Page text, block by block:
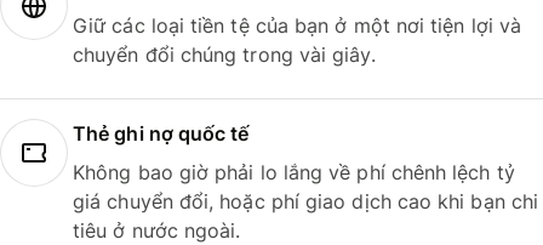
Giữ các loại tiền tệ của bạn ở một nơi tiện lợi và
chuyển đổi chúng trong vài giây.
Thẻ ghi nợ quốc tế
Không bao giờ phải lo lắng về phí chênh lệch tỷ
giá chuyển đổi, hoặc phí giao dịch cao khi bạn chi
tiêu ở nước ngoài.